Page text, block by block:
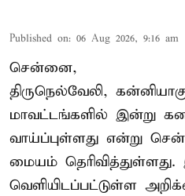
Published on: 06 Aug 2026, 9:16 am
சென்னை,
திருநெல்வேலி,
மாவட்டங்களில் இன்று
வாய்ப்புள்ளது என்று
மையம்
வெளியிடப்பட்டுள்ள